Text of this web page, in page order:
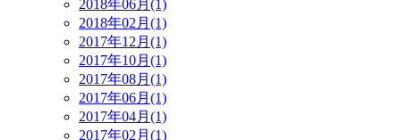
2018年06月(1)
2018年02月(1)
2017年12月(1)
2017年10月(1)
2017年08月(1)
2017年06月(1)
2017年04月(1)
2017年02月(1)